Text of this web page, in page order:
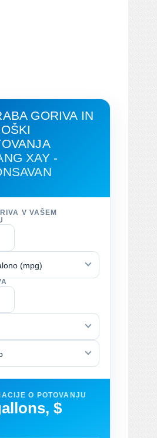
GORIVA IN
XAY -
V VAŠEM
(mpg)
O POTOVANJU
$